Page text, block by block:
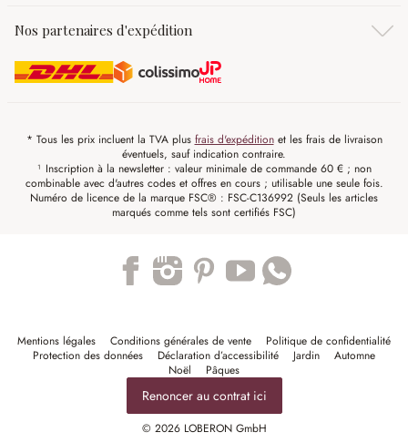
Nos partenaires d'expédition
* Tous les prix incluent la TVA plus frais d'expéditionet les frais de livraison
éventuels, sauf indication contraire.
¹ Inscription à la newsletter : valeur minimale de commande 60 € ; non
combinable avec d'autres codes et offres en cours ; utilisable une seule fois.
Numéro de licence de la marque FSC® : FSC-C136992 (Seuls les articles
marqués comme tels sont certifiés FSC)
Mentions légales Conditions générales de vente
Politique de confidentialité
Protection des données
Déclaration d’accessibilité Jardin
Automne
Noël
Pâques
Renoncer au contrat ici
© 2026 LOBERON GmbH